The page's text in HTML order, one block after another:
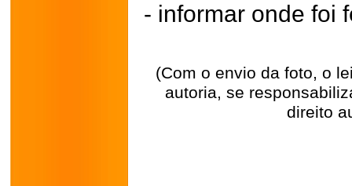
- informar onde foi
(Com o envio da foto, o
autoria, se
direito